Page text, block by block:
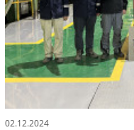
02.12.2024